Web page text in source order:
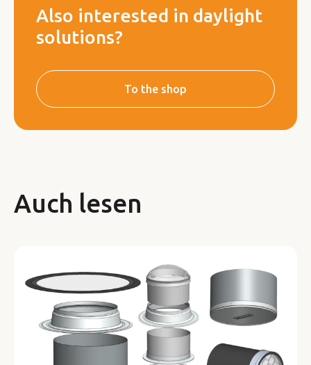
Also interested in daylight
solutions?
To the shop
Auch lesen